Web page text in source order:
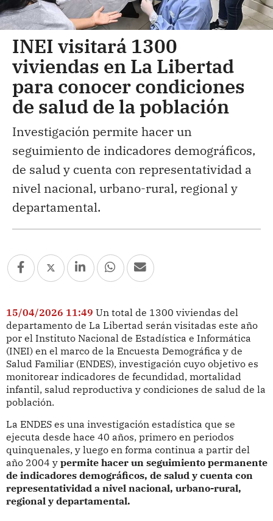
INEI visitará 1300
viviendas en La Libertad
para conocer condiciones
de salud de la población
Investigación permite hacer un
seguimiento de indicadores demográficos,
de salud y cuenta con representatividad a
nivel nacional, urbano-rural, regional y
departamental.
15/04/2026 11:49 Un total de 1300 viviendas del
departamento de La Libertad serán visitadas este año
por el Instituto Nacional de Estadística e Informática
(INEI) en el marco de la Encuesta Demográfica y de
Salud Familiar (ENDES), investigación cuyo objetivo es
monitorear indicadores de fecundidad, mortalidad
infantil, salud reproductiva y condiciones de salud de la
población.
La ENDES es una investigación estadística que se
ejecuta desde hace 40 años, primero en periodos
quinquenales, y luego en forma continua a partir del
año 2004 y permite hacer un seguimiento permanente
de indicadores demográficos, de salud y cuenta con
representatividad a nivel nacional, urbano-rural,
regional y departamental.